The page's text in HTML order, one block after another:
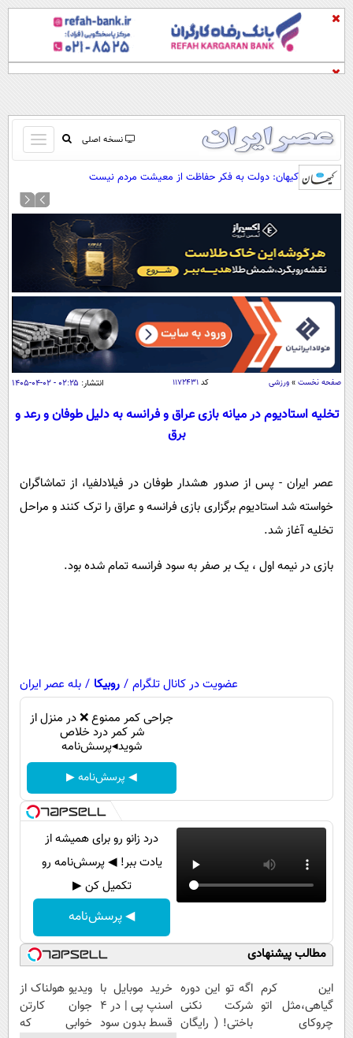
نسخه اصلی
باز
و
کردن
صفحه اول
آرشیو
نظرسنجی
آب و هوا
اوقات شرعی
سواد زندگی
اقتصاد
اقتصادی
خودرو
جامعه
اجتماعی
ورزشی
سیاست خارجی
فرهنگ و هنر
علمی
گوناگون
سیاست
حوادث
محیط زیست
اجتماعی
سیاست خارجی
داستان کوتاه
آشپزی
دانلود
کیهان: دولت به فکر حفاظت از معیشت مردم نیست
صفحه نخست » ورزشی کد۱۱۷۲۴۳۱ انتشار: ۰۲:۲۵ - ۰۲-۰۴-۱۴۰۵
تخلیه استادیوم در میانه بازی عراق و فرانسه به دلیل طوفان و رعد و
برق
عصر ایران - پس از صدور هشدار طوفان در فیلادلفیا، از تماشاگران
خواسته شد استادیوم برگزاری بازی فرانسه و عراق را ترک کنند و مراحل
تخلیه آغاز شد.
بازی در نیمه اول ، یک بر صفر به سود فرانسه تمام شده بود.
عضویت در کانال تلگرام / روبیکا / بله عصر ایران
جراحی کمر ممنوع ❌ در منزل از
شر کمر درد خلاص
شوید◂پرسش‌نامه
◀ پرسش‌نامه ▶
درد زانو رو برای همیشه از
یادت ببر! ◀ پرسش‌نامه رو
تکمیل کن ▶
◀ پرسش‌نامه
مطالب پیشنهادی
این کرم
گیاهی،مثل اتو
چروکای
اگه تو این دوره
شرکت نکنی
باختی! ( رایگان
خرید موبایل با
اسنپ پی | در ۴
قسط بدون سود
ویدیو هولناک از
جوان کارتن
خوابی که